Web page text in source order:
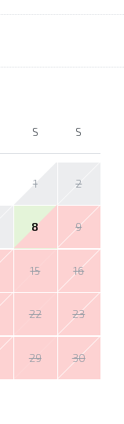
S S
1 2
8 9
15 16
22 23
29 30